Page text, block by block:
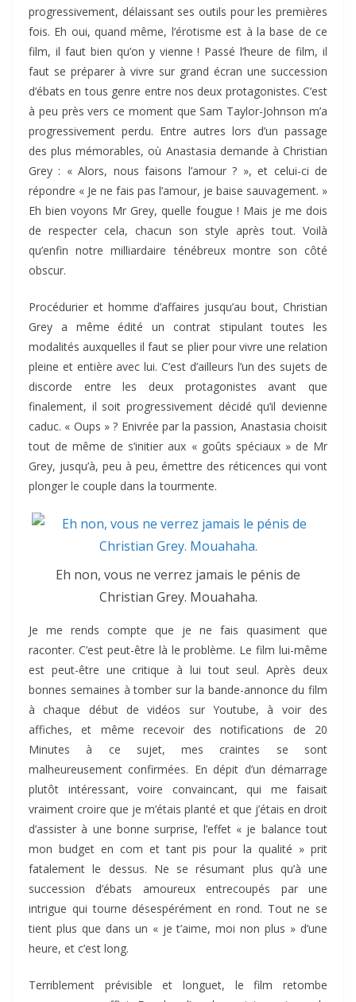
progressivement, délaissant ses outils pour les premières
fois. Eh oui, quand même, l’érotisme est à la base de ce
film, il faut bien qu’on y vienne ! Passé l’heure de film, il
faut se préparer à vivre sur grand écran une succession
d’ébats en tous genre entre nos deux protagonistes. C’est
à peu près vers ce moment que Sam Taylor-Johnson m’a
progressivement perdu. Entre autres lors d’un passage
des plus mémorables, où Anastasia demande à Christian
Grey : « Alors, nous faisons l’amour ? », et celui-ci de
répondre « Je ne fais pas l’amour, je baise sauvagement. »
Eh bien voyons Mr Grey, quelle fougue ! Mais je me dois
de respecter cela, chacun son style après tout. Voilà
qu’enfin notre milliardaire ténébreux montre son côté
obscur.
Procédurier et homme d’affaires jusqu’au bout, Christian
Grey a même édité un contrat stipulant toutes les
modalités auxquelles il faut se plier pour vivre une relation
pleine et entière avec lui. C’est d’ailleurs l’un des sujets de
discorde entre les deux protagonistes avant que
finalement, il soit progressivement décidé qu’il devienne
caduc. « Oups » ? Enivrée par la passion, Anastasia choisit
tout de même de s’initier aux « goûts spéciaux » de Mr
Grey, jusqu’à, peu à peu, émettre des réticences qui vont
plonger le couple dans la tourmente.
Eh non, vous ne verrez jamais le pénis de
Christian Grey. Mouahaha.
Je me rends compte que je ne fais quasiment que
raconter. C’est peut-être là le problème. Le film lui-même
est peut-être une critique à lui tout seul. Après deux
bonnes semaines à tomber sur la bande-annonce du film
à chaque début de vidéos sur Youtube, à voir des
affiches, et même recevoir des notifications de 20
Minutes à ce sujet, mes craintes se sont
malheureusement confirmées. En dépit d’un démarrage
plutôt intéressant, voire convaincant, qui me faisait
vraiment croire que je m’étais planté et que j’étais en droit
d’assister à une bonne surprise, l’effet « je balance tout
mon budget en com et tant pis pour la qualité » prit
fatalement le dessus. Ne se résumant plus qu’à une
succession d’ébats amoureux entrecoupés par une
intrigue qui tourne désespérément en rond. Tout ne se
tient plus que dans un « je t’aime, moi non plus » d’une
heure, et c’est long.
Terriblement prévisible et longuet, le film retombe